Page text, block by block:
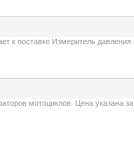
к поставке Измеритель
мотоциклов. Цена указана